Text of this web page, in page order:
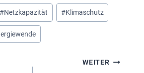
#Netzkapazität #Klimaschutz
WEITER